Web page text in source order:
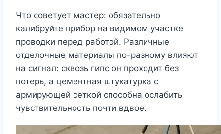
Что советует мастер: обязательно
калибруйте прибор на видимом участке
проводки перед работой. Различные
отделочные материалы по-разному влияют
на сигнал: сквозь гипс он проходит без
потерь, а цементная штукатурка с
армирующей сеткой способна ослабить
чувствительность почти вдвое.